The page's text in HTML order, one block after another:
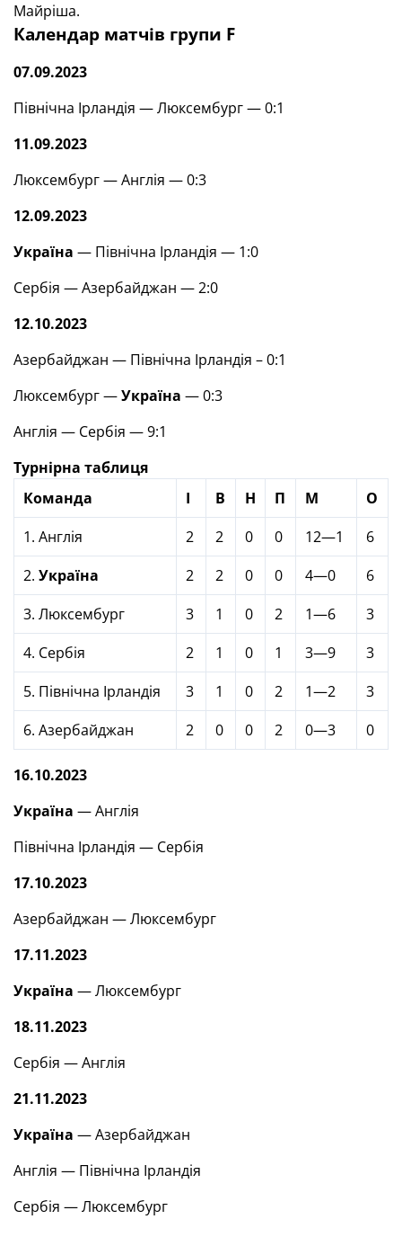
Майріша.
Календар матчів групи F
07.09.2023
Північна Ірландія — Люксембург — 0:1
11.09.2023
Люксембург — Англія — 0:3
12.09.2023
Україна — Північна Ірландія — 1:0
Сербія — Азербайджан — 2:0
12.10.2023
Азербайджан — Північна Ірландія – 0:1
Люксембург —Україна — 0:3
Англія — Сербія — 9:1
Турнірна таблиця
Команда
І В Н П М
О
1. Англія
2 2 0 0 12—1
6
2. Україна 2 2 0 0 4—0
6
3. Люксембург
3 1 0 2 1—6
3
4. Сербія
2 1 0 1 3—9
3
5. Північна Ірландія
3 1 0 2 1—2
3
6. Азербайджан
2 0 0 2 0—3 0
16.10.2023
Україна — Англія
Північна Ірландія — Сербія
17.10.2023
Азербайджан — Люксембург
17.11.2023
Україна — Люксембург
18.11.2023
Сербія — Англія
21.11.2023
Україна — Азербайджан
Англія — Північна Ірландія
Сербія — Люксембург